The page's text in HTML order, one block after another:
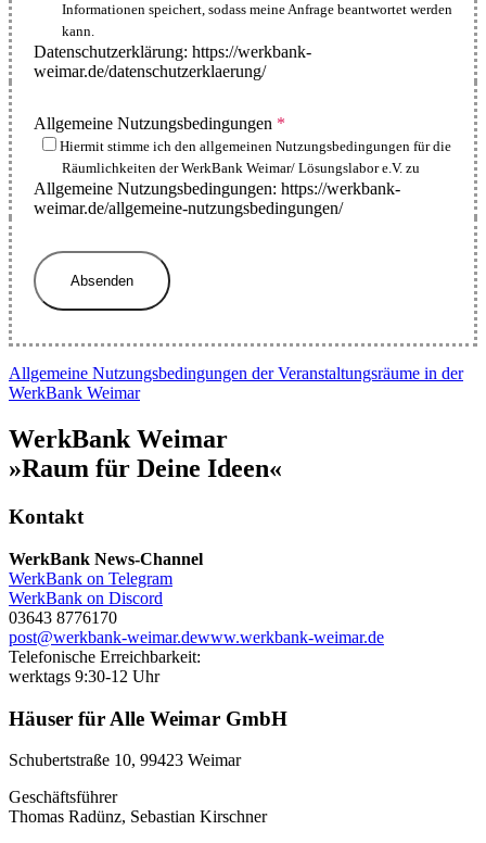
Informationen speichert, sodass meine Anfrage beantwortet werden
kann.
Datenschutzerklärung: https://werkbank-
weimar.de/datenschutzerklaerung/
Allgemeine Nutzungsbedingungen *
Hiermit stimme ich den allgemeinen Nutzungsbedingungen für die
Räumlichkeiten der WerkBank Weimar/ Lösungslabor e.V. zu
Allgemeine Nutzungsbedingungen: https://werkbank-
weimar.de/allgemeine-nutzungsbedingungen/
Absenden
Allgemeine Nutzungsbedingungen der Veranstaltungsräume in der
WerkBank Weimar
WerkBank Weimar
»Raum für Deine Ideen«
Kontakt
WerkBank News-Channel
WerkBank on Telegram
WerkBank on Discord
03643 8776170
post@werkbank-weimar.dewww.werkbank-weimar.de
Telefonische Erreichbarkeit:
werktags 9:30-12 Uhr
Häuser für Alle Weimar GmbH
Schubertstraße 10, 99423 Weimar
Geschäftsführer
Thomas Radünz, Sebastian Kirschner